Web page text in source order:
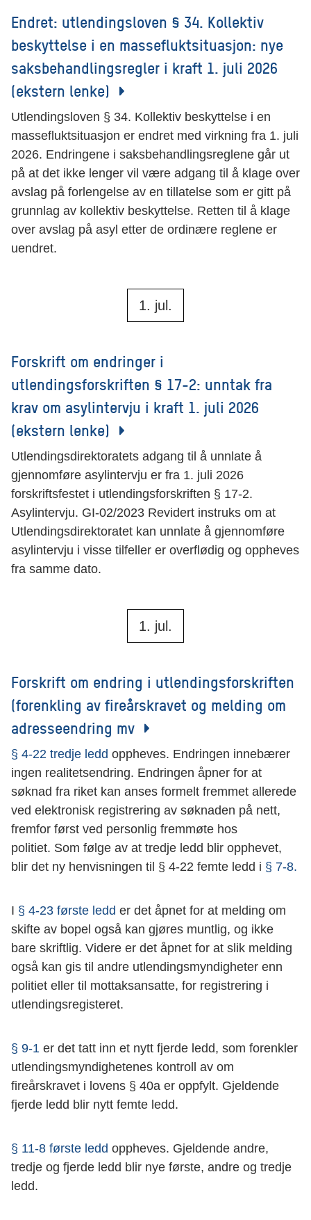
Endret: utlendingsloven § 34. Kollektiv
beskyttelse i en massefluktsituasjon: nye
saksbehandlingsregler i kraft 1. juli 2026
(ekstern lenke)
Utlendingsloven § 34. Kollektiv beskyttelse i en
massefluktsituasjon er endret med virkning fra 1. juli
2026. Endringene i saksbehandlingsreglene går ut
på at det ikke lenger vil være adgang til å klage over
avslag på forlengelse av en tillatelse som er gitt på
grunnlag av kollektiv beskyttelse. Retten til å klage
over avslag på asyl etter de ordinære reglene er
uendret.
1. jul.
Forskrift om endringer i
utlendingsforskriften § 17-2: unntak fra
krav om asylintervju i kraft 1. juli 2026
(ekstern lenke)
Utlendingsdirektoratets adgang til å unnlate å
gjennomføre asylintervju er fra 1. juli 2026
forskriftsfestet i utlendingsforskriften § 17-2.
Asylintervju. GI-02/2023 Revidert instruks om at
Utlendingsdirektoratet kan unnlate å gjennomføre
asylintervju i visse tilfeller er overflødig og oppheves
fra samme dato.
1. jul.
Forskrift om endring i utlendingsforskriften
(forenkling av fireårskravet og melding om
adresseendring mv
§ 4-22 tredje ledd oppheves. Endringen innebærer
ingen realitetsendring. Endringen åpner for at
søknad fra riket kan anses formelt fremmet allerede
ved elektronisk registrering av søknaden på nett,
fremfor først ved personlig fremmøte hos
politiet. Som følge av at tredje ledd blir opphevet,
blir det ny henvisningen til § 4-22 femte ledd i § 7-8.
I § 4-23 første ledd er det åpnet for at melding om
skifte av bopel også kan gjøres muntlig, og ikke
bare skriftlig. Videre er det åpnet for at slik melding
også kan gis til andre utlendingsmyndigheter enn
politiet eller til mottaksansatte, for registrering i
utlendingsregisteret.
§ 9-1 er det tatt inn et nytt fjerde ledd, som forenkler
utlendingsmyndighetenes kontroll av om
fireårskravet i lovens § 40a er oppfylt. Gjeldende
fjerde ledd blir nytt femte ledd.
§ 11-8 første ledd oppheves. Gjeldende andre,
tredje og fjerde ledd blir nye første, andre og tredje
ledd.